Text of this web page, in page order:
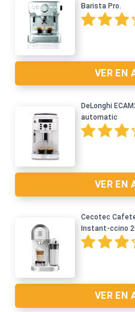
Barista Pro.
VER EN
DeLonghi
automatic
VER EN
Cecotec
Instant-ccino
VER EN